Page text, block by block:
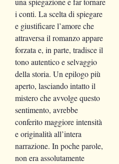
i conti. La scelta di spiegare
e giustificare l’amore che
attraversa il romanzo appare
forzata e, in parte, tradisce il
tono autentico e selvaggio
della storia. Un epilogo più
aperto, lasciando intatto il
mistero che avvolge questo
sentimento, avrebbe
conferito maggiore intensità
e originalità all’intera
narrazione. In poche parole,
non era assolutamente